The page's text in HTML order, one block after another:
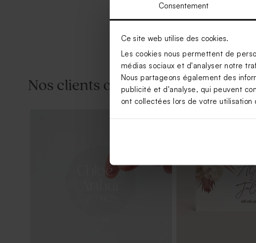
Consentement
Ce site web utilise des cookies.
Les cookies nous permettent de
médias sociaux et d'analyser notre
Nous partageons également des
publicité et d'analyse, qui peuvent
ont collectées lors de votre utilisation
dorure
Nos clients ont aussi aimé...